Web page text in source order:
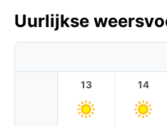
Uurlijkse
13 14